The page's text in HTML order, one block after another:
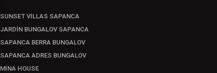
SUNSET VİLLAS SAPANCA
JARDİN BUNGALOV SAPANCA
SAPANCA BERRA BUNGALOV
SAPANCA ADRES BUNGALOV
MİNA HOUSE